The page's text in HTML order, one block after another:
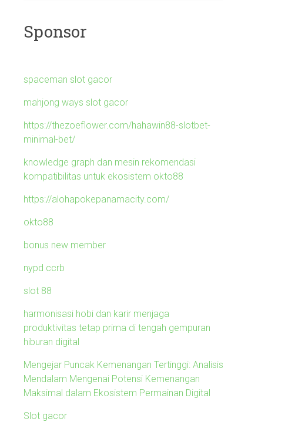
Sponsor
spaceman slot gacor
mahjong ways slot gacor
https://thezoeflower.com/hahawin88-slotbet-
minimal-bet/
knowledge graph dan mesin rekomendasi
kompatibilitas untuk ekosistem okto88
https://alohapokepanamacity.com/
okto88
bonus new member
nypd ccrb
slot 88
harmonisasi hobi dan karir menjaga
produktivitas tetap prima di tengah gempuran
hiburan digital
Mengejar Puncak Kemenangan Tertinggi: Analisis
Mendalam Mengenai Potensi Kemenangan
Maksimal dalam Ekosistem Permainan Digital
Slot gacor